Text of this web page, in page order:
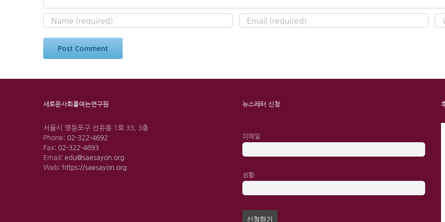
새로운사회를여는연구원
서울시 영등포구 선유동 1로 33, 3층
Phone: 02-322-4692
Fax: 02-322-4693
Email: edu@saesayon.org
Web: https://saesayon.org
뉴스레터 신청
이메일
성함